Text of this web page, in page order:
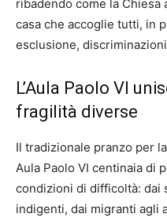
ribadendo come la
casa che accoglie tutti, in
esclusione,
L’Aula Paolo VI
fragilità diverse
Il tradizionale pranzo per
Aula Paolo VI centinaia di
condizioni di difficoltà: dai
indigenti, dai migranti agli